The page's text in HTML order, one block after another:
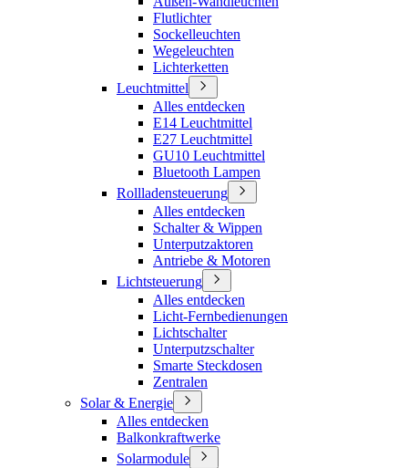
Flutlichter
Sockelleuchten
Wegeleuchten
Lichterketten
Leuchtmittel
Alles entdecken
E14 Leuchtmittel
E27 Leuchtmittel
GU10 Leuchtmittel
Bluetooth Lampen
Rollladensteuerung
Alles entdecken
Schalter & Wippen
Unterputzaktoren
Antriebe & Motoren
Lichtsteuerung
Alles entdecken
Licht-Fernbedienungen
Lichtschalter
Unterputzschalter
Smarte Steckdosen
Zentralen
Solar & Energie
Alles entdecken
Balkonkraftwerke
Solarmodule